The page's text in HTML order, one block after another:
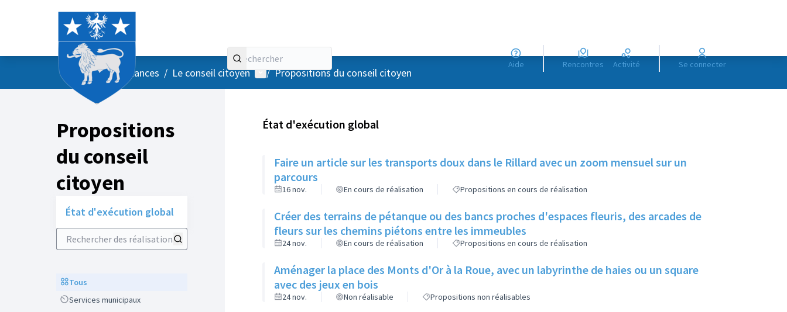
Aide Rencontres Activité Se connecter
AccueilMenu principal
/ Vos instances / Le conseil citoyen Menu utilisateur
/ Propositions du conseil citoyen
Propositions
du conseil
citoyen
État d'exécution global
Rechercher des réalisations
ScopeTous
ScopeServices municipaux
État d'exécution global
Faire un article sur les transports doux dans le Rillard avec un zoom mensuel sur un
parcours
16 nov. En cours de réalisation Propositions en cours de réalisation
Créer des terrains de pétanque ou des bancs proches d'espaces fleuris, des arcades de
fleurs sur les chemins piétons entre les immeubles
24 nov. En cours de réalisation Propositions en cours de réalisation
Aménager la place des Monts d'Or à la Roue, avec un labyrinthe de haies ou un square
avec des jeux en bois
24 nov. Non réalisable Propositions non réalisables